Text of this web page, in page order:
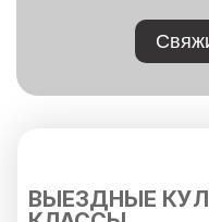
ВЫЕЗДНЫЕ